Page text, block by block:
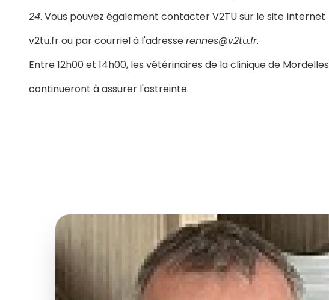
24. Vous pouvez également contacter V2TU sur le site Internet
v2tu.fr ou par courriel à l'adresserennes@v2tu.fr.
Entre 12h00 et 14h00, les vétérinaires de la clinique de Mordelles
continueront à assurer l'astreinte.